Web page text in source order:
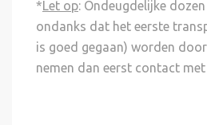
*Let op: Ondeugdelijke
ondanks dat het eerste
is goed gegaan) worden
nemen dan eerst contact